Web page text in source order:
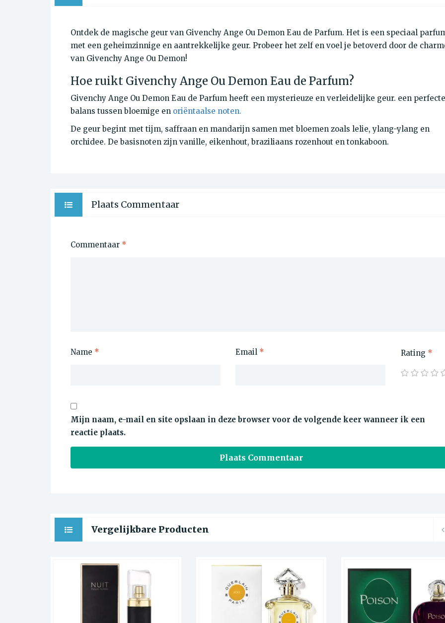
Ontdek de magische geur van Givenchy Ange Ou Demon Eau de Parfum. Het is een speciaal
met een geheimzinnige en aantrekkelijke geur. Probeer het zelf en voel je betoverd door de
van Givenchy Ange Ou Demon!
Hoe ruikt Givenchy Ange Ou Demon Eau de Parfum?
Givenchy Ange Ou Demon Eau de Parfum heeft een mysterieuze en verleidelijke geur. een perfecte
balans tussen bloemige en oriëntaalse noten.
De geur begint met tijm, saffraan en mandarijn samen met bloemen zoals lelie, ylang-ylang en
orchidee. De basisnoten zijn vanille, eikenhout, braziliaans rozenhout en tonkaboon.
Plaats Commentaar
Commentaar *
Name * Email * Rating *
Mijn naam, e-mail en site opslaan in deze browser voor de volgende keer wanneer ik een
reactie plaats.
Vergelijkbare Producten